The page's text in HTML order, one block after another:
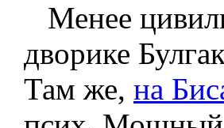
Менее
дворике
Там же, на